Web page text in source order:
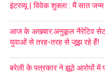
इंटरव्यू | विवेक शुक्ला : मैं सात जन्म
आज के अखबार:अनुकूल नैरेटिव सेट
युवाओं से तरह-तरह से जूझ रहे हैं!
बरेली के पत्रकार ने झूठे आरोपों